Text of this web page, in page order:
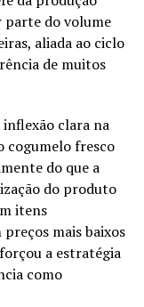
parte do volume
aliada ao ciclo
de muitos
clara na
cogumelo fresco
do que a
do produto
itens
mais baixos
a estratégia
como